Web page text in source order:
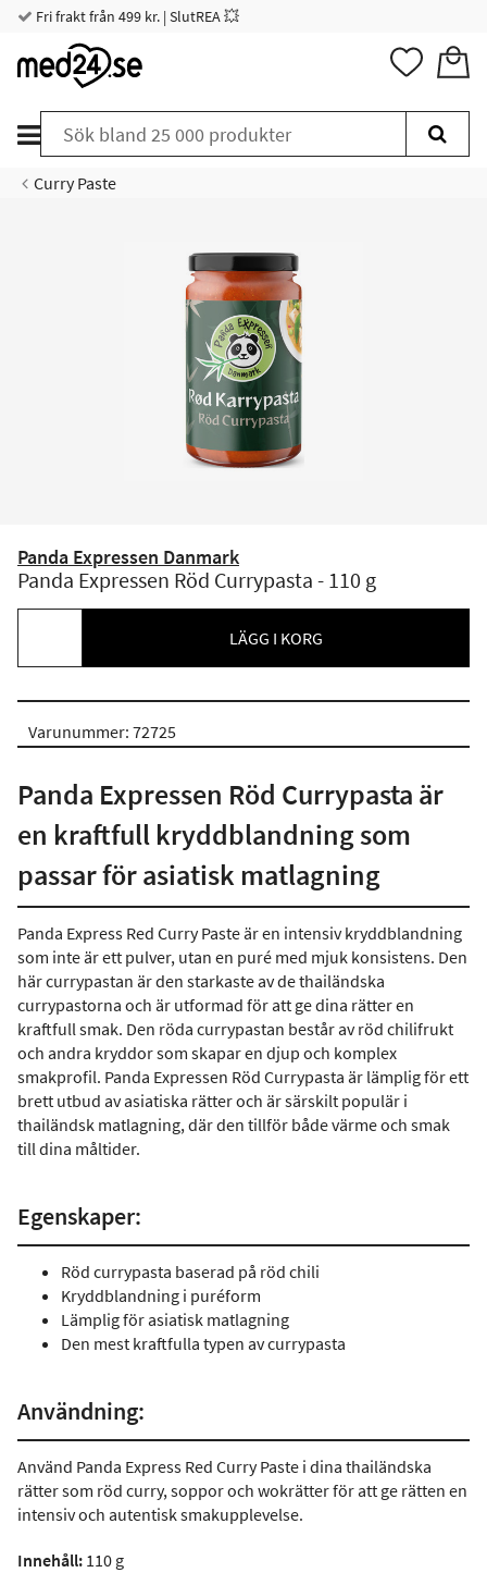
Fri frakt från 499 kr. | SlutREA 💥
Curry Paste
Panda Expressen Danmark
Panda Expressen Röd Currypasta - 110 g
LÄGG I KORG
Varunummer: 72725
Panda Expressen Röd Currypasta är
en kraftfull kryddblandning som
passar för asiatisk matlagning
Panda Express Red Curry Paste är en intensiv kryddblandning
som inte är ett pulver, utan en puré med mjuk konsistens. Den
här currypastan är den starkaste av de thailändska
currypastorna och är utformad för att ge dina rätter en
kraftfull smak. Den röda currypastan består av röd chilifrukt
och andra kryddor som skapar en djup och komplex
smakprofil. Panda Expressen Röd Currypasta är lämplig för ett
brett utbud av asiatiska rätter och är särskilt populär i
thailändsk matlagning, där den tillför både värme och smak
till dina måltider.
Egenskaper:
Röd currypasta baserad på röd chili
Kryddblandning i puréform
Lämplig för asiatisk matlagning
Den mest kraftfulla typen av currypasta
Användning:
Använd Panda Express Red Curry Paste i dina thailändska
rätter som röd curry, soppor och wokrätter för att ge rätten en
intensiv och autentisk smakupplevelse.
Innehåll: 110 g